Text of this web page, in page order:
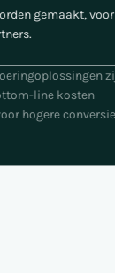
gemaakt, voor
zijn
line kosten
hogere conversies